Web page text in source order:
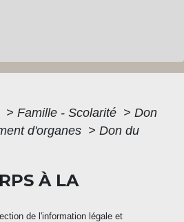
> Famille - Scolarité > Don
d'organes > Don du
À LA
de l'information légale et